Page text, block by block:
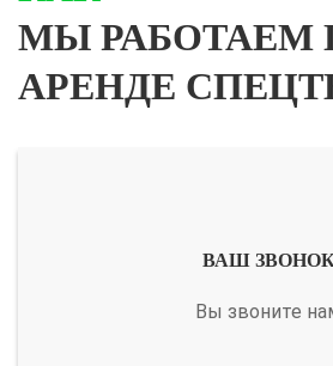
МЫ РАБОТАЕМ
АРЕНДЕ
ВАШ
Вы звоните